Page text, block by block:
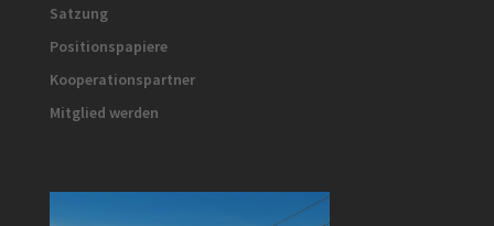
Satzung
Positionspapiere
Kooperationspartner
Mitglied werden